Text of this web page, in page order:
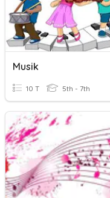
Musik
10 T 5th - 7th